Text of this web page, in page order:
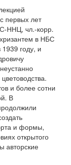
первых лет
ННЦ, чл.-корр.
в НБС
году, и
и более сотни
В
и формы,
открытого
авторские